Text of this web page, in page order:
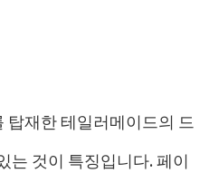
재한 테일러메이드의 드
는 것이 특징입니다. 페이